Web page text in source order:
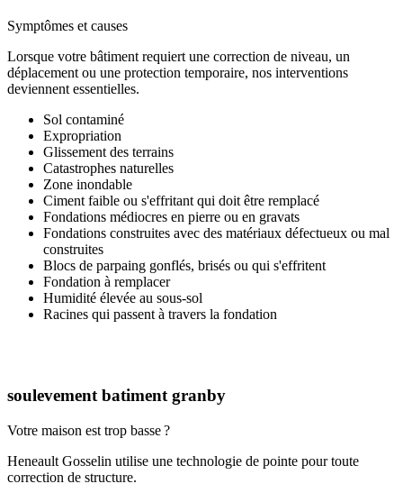
Symptômes et causes
Lorsque votre bâtiment requiert une correction de niveau, un
déplacement ou une protection temporaire, nos interventions
deviennent essentielles.
Sol contaminé
Expropriation
Glissement des terrains
Catastrophes naturelles
Zone inondable
Ciment faible ou s'effritant qui doit être remplacé
Fondations médiocres en pierre ou en gravats
Fondations construites avec des matériaux défectueux ou mal
construites
Blocs de parpaing gonflés, brisés ou qui s'effritent
Fondation à remplacer
Humidité élevée au sous-sol
Racines qui passent à travers la fondation
soulevement batiment granby
Votre maison est trop basse ?
Heneault Gosselin utilise une technologie de pointe pour toute
correction de structure.